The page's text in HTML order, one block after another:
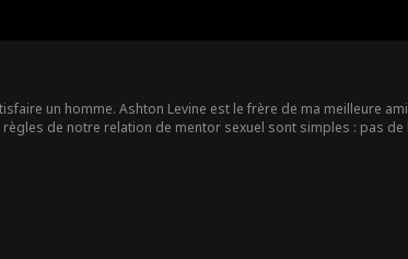
un homme. Ashton Levine est le frère de ma meilleure
règles de notre relation de mentor sexuel sont simples : pas